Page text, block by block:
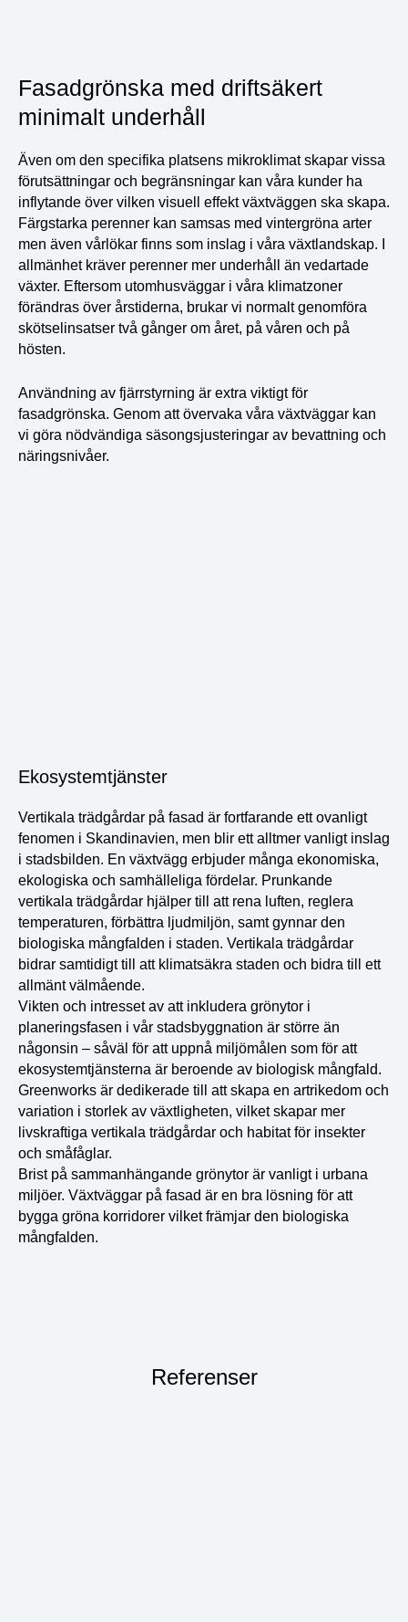
Fasadgrönska med driftsäkert
minimalt underhåll
Även om den specifika platsens mikroklimat skapar vissa
förutsättningar och begränsningar kan våra kunder ha
inflytande över vilken visuell effekt växtväggen ska skapa.
Färgstarka perenner kan samsas med vintergröna arter
men även vårlökar finns som inslag i våra växtlandskap. I
allmänhet kräver perenner mer underhåll än vedartade
växter. Eftersom utomhusväggar i våra klimatzoner
förändras över årstiderna, brukar vi normalt genomföra
skötselinsatser två gånger om året, på våren och på
hösten.
Användning av fjärrstyrning är extra viktigt för
fasadgrönska. Genom att övervaka våra växtväggar kan
vi göra nödvändiga säsongsjusteringar av bevattning och
näringsnivåer.
Ekosystemtjänster
Vertikala trädgårdar på fasad är fortfarande ett ovanligt
fenomen i Skandinavien, men blir ett alltmer vanligt inslag
i stadsbilden. En växtvägg erbjuder många ekonomiska,
ekologiska och samhälleliga fördelar. Prunkande
vertikala trädgårdar hjälper till att rena luften, reglera
temperaturen, förbättra ljudmiljön, samt gynnar den
biologiska mångfalden i staden. Vertikala trädgårdar
bidrar samtidigt till att klimatsäkra staden och bidra till ett
allmänt välmående.
Vikten och intresset av att inkludera grönytor i
planeringsfasen i vår stadsbyggnation är större än
någonsin – såväl för att uppnå miljömålen som för att
ekosystemtjänsterna är beroende av biologisk mångfald.
Greenworks är dedikerade till att skapa en artrikedom och
variation i storlek av växtligheten, vilket skapar mer
livskraftiga vertikala trädgårdar och habitat för insekter
och småfåglar.
Brist på sammanhängande grönytor är vanligt i urbana
miljöer. Växtväggar på fasad är en bra lösning för att
bygga gröna korridorer vilket främjar den biologiska
mångfalden.
Referenser